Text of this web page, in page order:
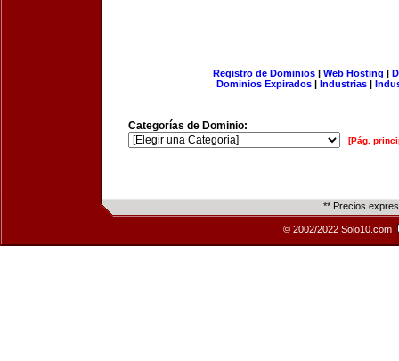
Registro de Dominios| Web Hosting |
Dominios Expirados | Industrias |
Categorías de Dominio:
[Pág.
** Precios
© 2002/2022 Solo10.com